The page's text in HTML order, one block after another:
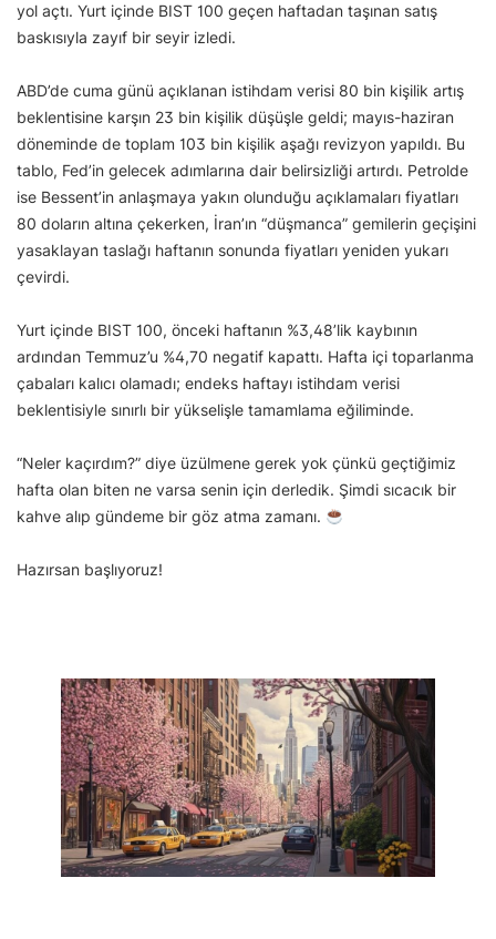
yol açtı. Yurt içinde BIST 100 geçen haftadan taşınan satış
baskısıyla zayıf bir seyir izledi.
ABD’de cuma günü açıklanan istihdam verisi 80 bin kişilik artış
beklentisine karşın 23 bin kişilik düşüşle geldi; mayıs-haziran
döneminde de toplam 103 bin kişilik aşağı revizyon yapıldı. Bu
tablo, Fed’in gelecek adımlarına dair belirsizliği artırdı. Petrolde
ise Bessent’in anlaşmaya yakın olunduğu açıklamaları fiyatları
80 doların altına çekerken, İran’ın “düşmanca” gemilerin geçişini
yasaklayan taslağı haftanın sonunda fiyatları yeniden yukarı
çevirdi.
Yurt içinde BIST 100, önceki haftanın %3,48’lik kaybının
ardından Temmuz’u %4,70 negatif kapattı. Hafta içi toparlanma
çabaları kalıcı olamadı; endeks haftayı istihdam verisi
beklentisiyle sınırlı bir yükselişle tamamlama eğiliminde.
“Neler kaçırdım?” diye üzülmene gerek yok çünkü geçtiğimiz
hafta olan biten ne varsa senin için derledik. Şimdi sıcacık bir
kahve alıp gündeme bir göz atma zamanı.
Hazırsan başlıyoruz!